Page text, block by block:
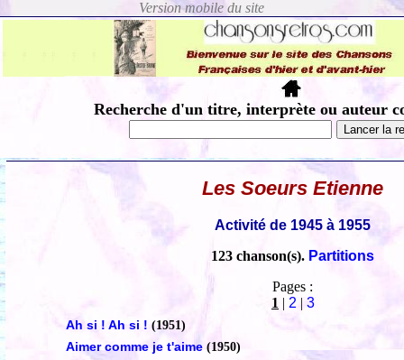
Recherche d'un titre, interprète ou auteur
Les Soeurs Etienne
Activité de 1945 à 1955
123 chanson(s). Partitions
Pages :
1 | 2 | 3
Ah si ! Ah si ! (1951)
Aimer comme je t'aime (1950)